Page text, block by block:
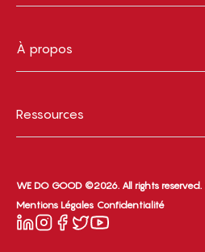
À propos
Ressources
WE DO GOOD ©2026. All rights reserved.
Mentions Légales Confidentialité